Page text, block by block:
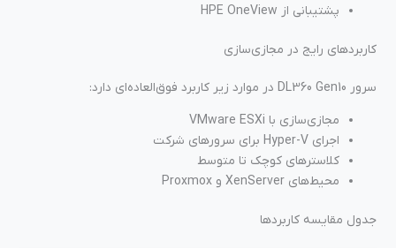
پشتیبانی از HPE OneView
کاربردهای رایج در مجازی‌سازی
سرور DL360 Gen10 در موارد زیر کاربرد فوق‌العاده‌ای دارد:
مجازی‌سازی با VMware ESXi
اجرای Hyper-V برای سرورهای شرکت
کلاسترهای کوچک تا متوسط
محیط‌های XenServer و Proxmox
جدول مقایسه کاربردها